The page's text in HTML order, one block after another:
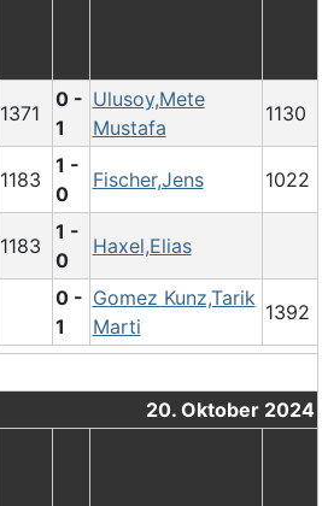
1371
0 -
1
Ulusoy,Mete
Mustafa
1130
1183
1 -
0
Fischer,Jens 1022
1183
1 -
0
Haxel,Elias
0 -
1
Gomez Kunz,Tarik
Marti
1392
20. Oktober 2024